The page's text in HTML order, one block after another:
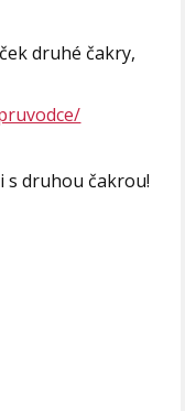
druhé čakry,
s druhou čakrou!